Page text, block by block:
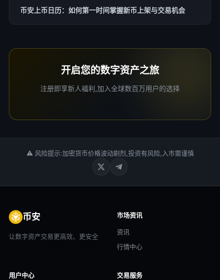
币安上币日历：如何第一时间掌握新币上架与交易机会
开启您的数字资产之旅
注册即享新人福利,加入全球数百万用户的选择
⚠ 风险提示:加密货币价格波动剧烈,投资有风险,入市需谨慎
币安
让数字资产交易更高效、更安全
市场资讯
资讯
行情中心
用户中心 交易服务